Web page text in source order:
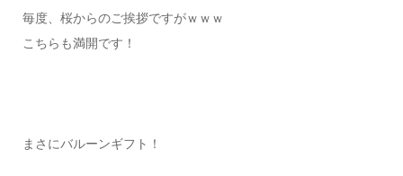
毎度、桜からのご挨拶ですがｗｗｗ
こちらも満開です！
まさにバルーンギフト！